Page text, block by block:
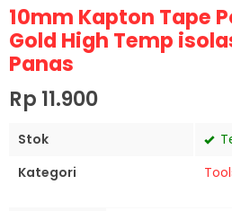
10mm Kapton Tape
Gold High Temp
Panas
Rp 11.900
Stok
Kategori